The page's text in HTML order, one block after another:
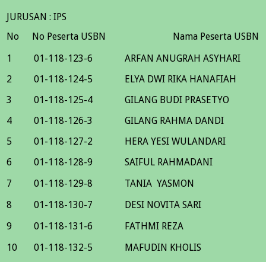
JURUSAN : IPS
No
No Peserta USBN
Nama Peserta USBN
1
01-118-123-6
ARFAN ANUGRAH ASYHARI
2
01-118-124-5
ELYA DWI RIKA HANAFIAH
3
01-118-125-4
GILANG BUDI PRASETYO
4
01-118-126-3
GILANG RAHMA DANDI
5
01-118-127-2
HERA YESI WULANDARI
6
01-118-128-9
SAIFUL RAHMADANI
7
01-118-129-8
TANIA YASMON
8
01-118-130-7
DESI NOVITA SARI
9
01-118-131-6
FATHMI REZA
10
01-118-132-5
MAFUDIN KHOLIS